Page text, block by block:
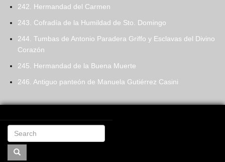
242. Hermandad del Carmen
243. Cofradía de la Humildad de Sto. Domingo
244. Tumbas de Antonio Paradera Griffo y Esclavas del Divino
Corazón
245. Hermandad de la Buena Muerte
246. Antiguo panteón de Manuela Gutiérrez Casini